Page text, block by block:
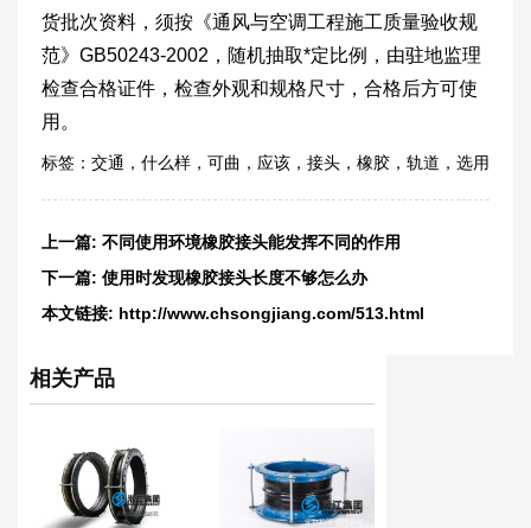
货批次资料，须按《通风与空调工程施工质量验收规
范》GB50243-2002，随机抽取*定比例，由驻地监理
检查合格证件，检查外观和规格尺寸，合格后方可使
用。
标签： 交通 ， 什么样 ， 可曲 ， 应该 ， 接头 ， 橡胶 ， 轨道 ， 选用
上一篇: 不同使用环境橡胶接头能发挥不同的作用
下一篇: 使用时发现橡胶接头长度不够怎么办
本文链接: http://www.chsongjiang.com/513.html
相关产品